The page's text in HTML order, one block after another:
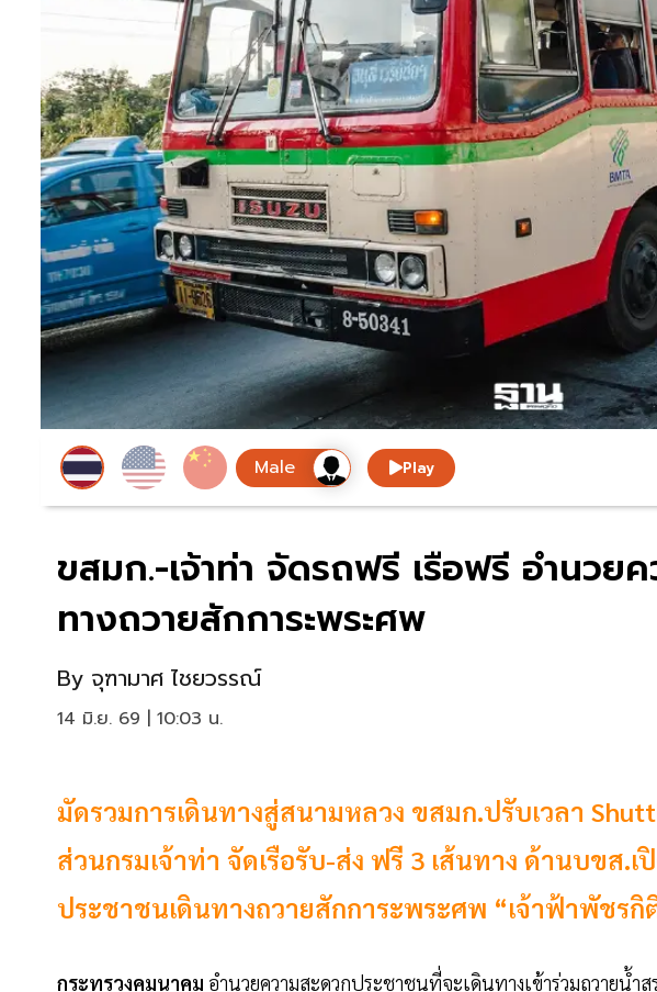
Play
ขสมก.-เจ้าท่า จัดรถฟรี เรือฟรี อำนวย
ทางถวายสักการะพระศพ
By จุฑามาศ ไชยวรรณ์
14 มิ.ย. 69 | 10:03 น.
มัดรวมการเดินทางสู่สนามหลวง ขสมก.ปรับเวลา
ส่วนกรมเจ้าท่า จัดเรือรับ-ส่ง ฟรี 3 เส้นทาง ด้านบขส.
ประชาชนเดินทางถวายสักการะพระศพ “เจ้าฟ้าพัชรกิ
กระทรวงคมนาคม อำนวยความสะดวกประชาชนที่จะเดินทางเข้าร่วมถวายน้ำ